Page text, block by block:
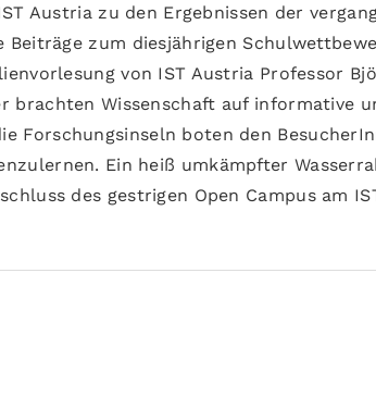
Austria zu den Ergebnissen der
zum diesjährigen
von IST Austria Professor
brachten Wissenschaft auf informative
Forschungsinseln boten den
Ein heiß umkämpfter
des gestrigen Open Campus am